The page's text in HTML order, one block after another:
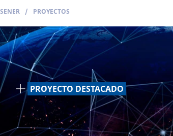
SENER / PROYECTOS
PROYECTO DESTACADO